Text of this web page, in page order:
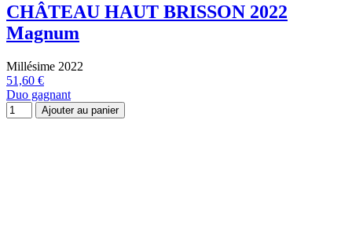
CHÂTEAU HAUT BRISSON 2022
Magnum
Millésime 2022
51,60 €
Duo gagnant
Ajouter au panier